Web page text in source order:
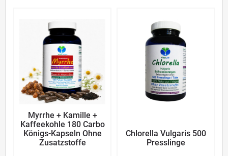
Myrrhe + Kamille +
Kaffeekohle 180 Carbo
Königs-Kapseln Ohne
Zusatzstoffe
Chlorella Vulgaris 500
Presslinge